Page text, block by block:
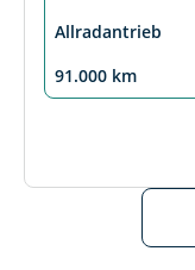
Allradantrieb
91.000 km